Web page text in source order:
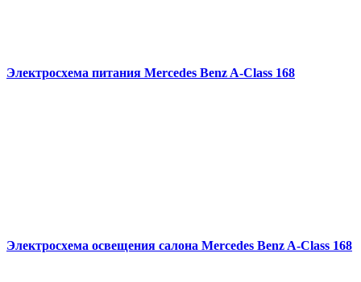
Электросхема питания Mercedes Benz A-Class 168
Электросхема освещения салона Mercedes Benz A-Class 168